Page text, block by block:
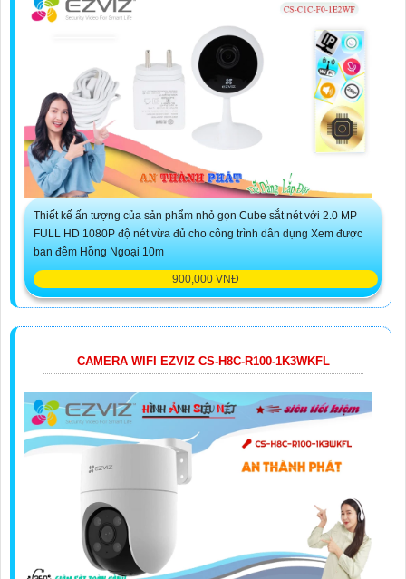
Thiết kế ấn tượng của sản phẩm nhỏ gọn Cube sắt nét với 2.0 MP
FULL HD 1080P độ nét vừa đủ cho công trình dân dụng Xem được
ban đêm Hồng Ngoại 10m
900,000 VNĐ
CAMERA WIFI EZVIZ CS-H8C-R100-1K3WKFL